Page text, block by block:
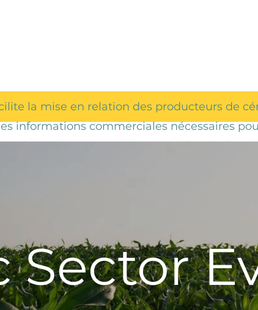
la mise en relation des producteurs de
informations commerciales nécessaires
Nous proposons un annuaire
Sector